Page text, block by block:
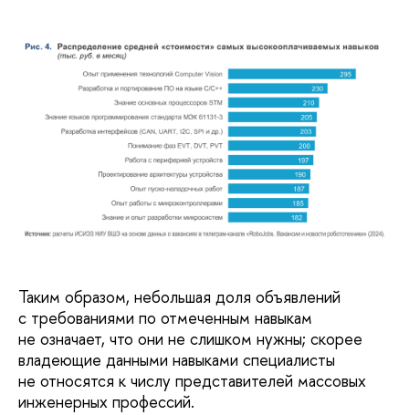
Таким образом, небольшая доля объявлений
с требованиями по отмеченным навыкам
не означает, что они не слишком нужны; скорее
владеющие данными навыками специалисты
не относятся к числу представителей массовых
инженерных профессий.